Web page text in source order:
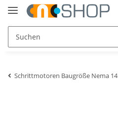
Schrittmotoren Baugröße Nema 14